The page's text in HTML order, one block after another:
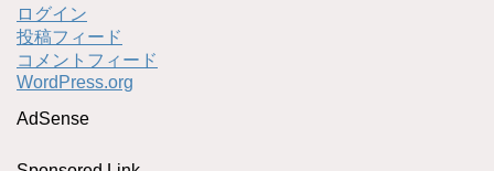
ログイン
投稿フィード
コメントフィード
WordPress.org
AdSense